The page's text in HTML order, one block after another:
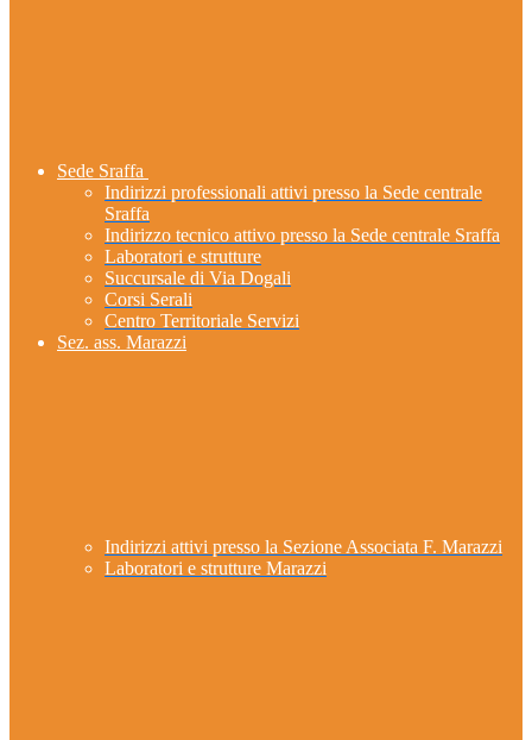
Sede Sraffa
Indirizzi professionali attivi presso la Sede centrale
Sraffa
Indirizzo tecnico attivo presso la Sede centrale Sraffa
Laboratori e strutture
Succursale di Via Dogali
Corsi Serali
Centro Territoriale Servizi
Sez. ass. Marazzi
Indirizzi attivi presso la Sezione Associata F. Marazzi
Laboratori e strutture Marazzi